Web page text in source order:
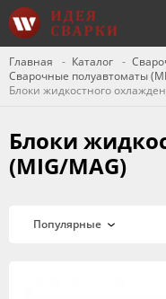
Главная Каталог
Сварочные полуавтоматы
Блоки жидкостного
Блоки
(MIG/MAG)